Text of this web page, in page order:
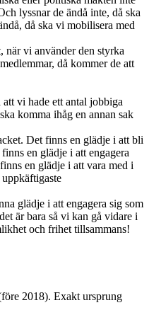
lyssnar de ändå inte, då ska
då ska vi mobilisera med
vi använder den styrka
då kommer de att
att vi hade ett antal jobbiga
komma ihåg en annan sak
Det finns en glädje i att bli
en glädje i att engagera
en glädje i att vara med i
glädje i att engagera sig som
är bara så vi kan gå vidare i
och frihet tillsammans!
2018). Exakt ursprung